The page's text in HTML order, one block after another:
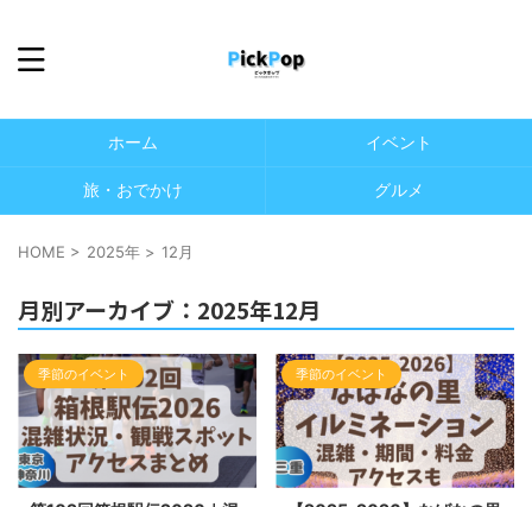
ホーム イベント
旅・おでかけ グルメ
HOME > 2025年 > 12月
月別アーカイブ：2025年12月
季節のイベント 季節のイベント